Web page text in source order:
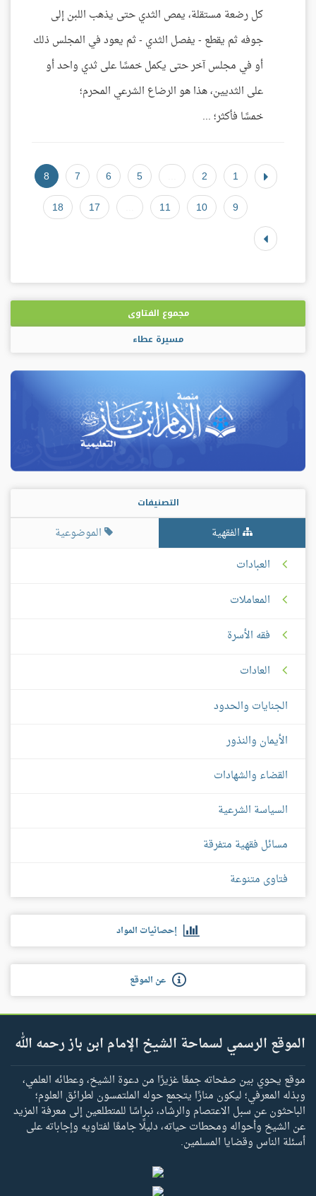
كل رضعة مستقلة، يمص الثدي حتى يذهب اللبن إلى
جوفه ثم يقطع - يفصل الثدي - ثم يعود في المجلس ذلك
أو في مجلس آخر حتى يكمل خمسًا على ثدي واحد أو
على الثديين، هذا هو الرضاع الشرعي المحرم؛
خمسًا فأكثر؛ ...
1
2
5
6
7
8
9
10
11
17
18
مجموع الفتاوى
مسيرة عطاء
التصنيفات
الفقهية
الموضوعية
العبادات
المعاملات
فقه الأسرة
العادات
الجنايات والحدود
الأيمان والنذور
القضاء والشهادات
السياسة الشرعية
مسائل فقهية متفرقة
فتاوى متنوعة
إحصائيات المواد
عن الموقع
الموقع الرسمي لسماحة الشيخ الإمام ابن باز رحمه الله
موقع يحوي بين صفحاته جمعًا غزيرًا من دعوة الشيخ، وعطائه العلمي،
وبذله المعرفي؛ ليكون منارًا يتجمع حوله الملتمسون لطرائق العلوم؛
الباحثون عن سبل الاعتصام والرشاد، نبراسًا للمتطلعين إلى معرفة المزيد
عن الشيخ وأحواله ومحطات حياته، دليلًا جامعًا لفتاويه وإجاباته على
أسئلة الناس وقضايا المسلمين.